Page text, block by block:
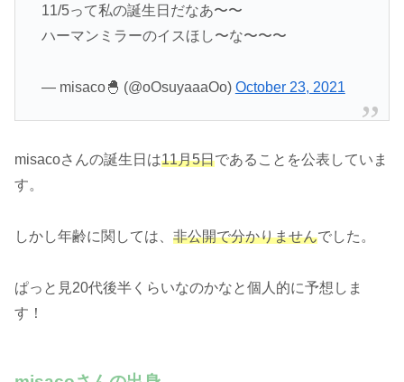
11/5って私の誕生日だなあ〜〜
ハーマンミラーのイスほし〜な〜〜〜
— misaco🐣 (@oOsuyaaaOo) October 23, 2021
misacoさんの誕生日は11月5日であることを公表していま
す。
しかし年齢に関しては、 非公開で分かりませんでした。
ぱっと見20代後半くらいなのかなと個人的に予想しま
す！